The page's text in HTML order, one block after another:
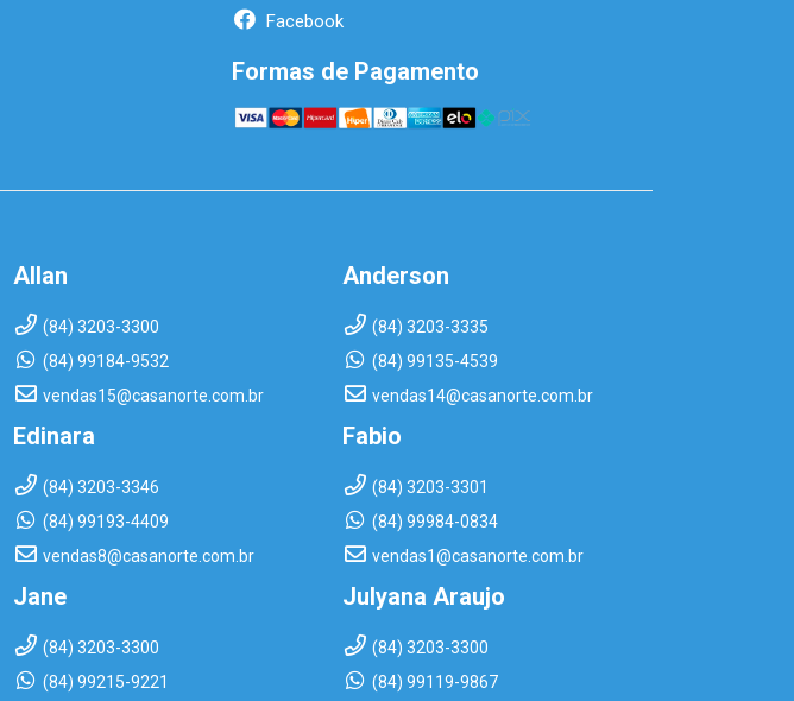
Facebook
Formas de Pagamento
Allan
(84) 3203-3300
(84) 99184-9532
vendas15@casanorte.com.br
Anderson
(84) 3203-3335
(84) 99135-4539
vendas14@casanorte.com.br
Edinara
(84) 3203-3346
(84) 99193-4409
vendas8@casanorte.com.br
Fabio
(84) 3203-3301
(84) 99984-0834
vendas1@casanorte.com.br
Jane
(84) 3203-3300
(84) 99215-9221
Julyana Araujo
(84) 3203-3300
(84) 99119-9867